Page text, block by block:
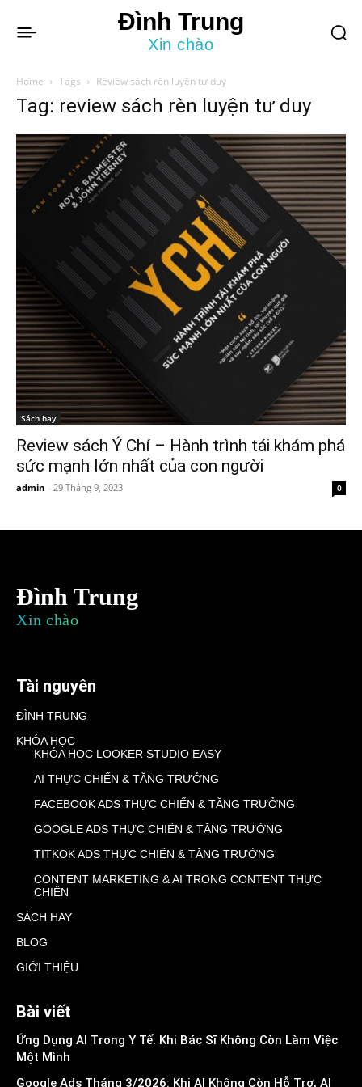
Đình Trung
Xin chào
Home Tags Review sách rèn luyện tư duy
Tag: review sách rèn luyện tư duy
Sách hay
Review sách Ý Chí – Hành trình tái khám phá
sức mạnh lớn nhất của con người
admin - 29 Tháng 9, 2023 0
Đình Trung
Xin chào
Tài nguyên
ĐÌNH TRUNG
KHÓA HỌC
KHÓA HỌC LOOKER STUDIO EASY
AI THỰC CHIẾN & TĂNG TRƯỞNG
FACEBOOK ADS THỰC CHIẾN & TĂNG TRƯỞNG
GOOGLE ADS THỰC CHIẾN & TĂNG TRƯỞNG
TITKOK ADS THỰC CHIẾN & TĂNG TRƯỞNG
CONTENT MARKETING & AI TRONG CONTENT THỰC
CHIẾN
SÁCH HAY
BLOG
GIỚI THIỆU
Bài viết
Ứng Dụng AI Trong Y Tế: Khi Bác Sĩ Không Còn Làm Việc
Một Mình
Google Ads Tháng 3/2026: Khi AI Không Còn Hỗ Trợ, AI